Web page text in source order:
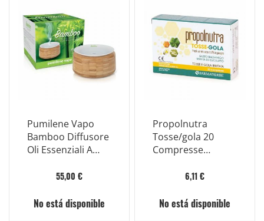
Pumilene Vapo
Bamboo Diffusore
Oli Essenziali A
55,00 €
No está disponible
Propolnutra
Tosse/gola 20
Compresse
6,11 €
No está disponible